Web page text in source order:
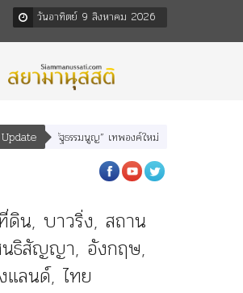
วันอาทิตย์ 9 สิงหาคม 2026
ละ “เทพีรัฐธรรมนูญ” เทพองค์ใหม่ใน “ศิลปะคณะราษฎร”
ดิน, บาวริ่ง, สถาน
ธิสัญญา, อังกฤษ,
แลนด์, ไทย